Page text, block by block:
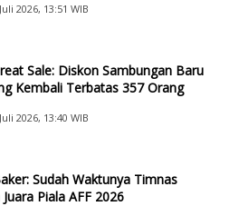
2026, 13:51 WIB
Sale: Diskon Sambungan Baru
Kembali Terbatas 357 Orang
2026, 13:40 WIB
Sudah Waktunya Timnas
Piala AFF 2026